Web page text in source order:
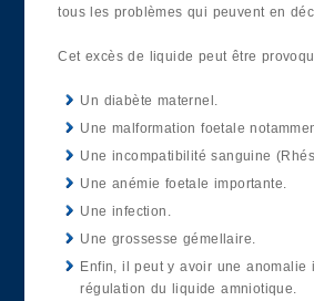
tous les problèmes qui peuvent en
Cet excès de liquide peut être
Un diabète maternel.
Une malformation foetale
Une incompatibilité sanguine
Une anémie foetale importante.
Une infection.
Une grossesse gémellaire.
Enfin, il peut y avoir une anomalie
régulation du liquide amniotique.